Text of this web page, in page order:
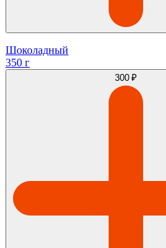
Шоколадный
350 г
300 ₽